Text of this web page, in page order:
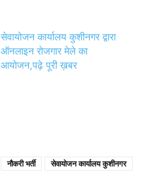
सेवायोजन कार्यालय कुशीनगर द्वारा
ऑनलाइन रोजगार मेले का
आयोजन,पढ़े पूरी ख़बर
नौकरी भर्ती सेवायोजन कार्यालय कुशीनगर